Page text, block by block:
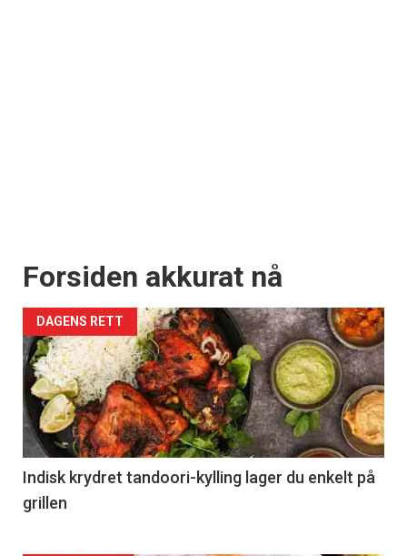
Forsiden akkurat nå
DAGENS RETT
Indisk krydret tandoori-kylling lager du enkelt på
grillen